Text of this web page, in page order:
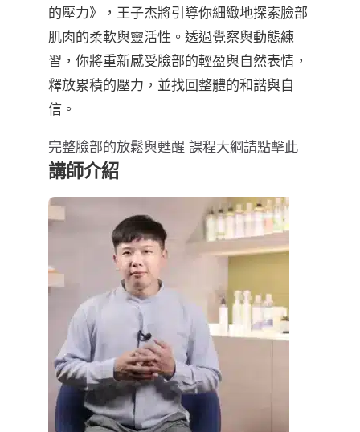
的壓力》，王子杰將引導你細緻地探索臉部
肌肉的柔軟與靈活性。透過覺察與動態練
習，你將重新感受臉部的輕盈與自然表情，
釋放累積的壓力，並找回整體的和諧與自
信。
完整臉部的放鬆與甦醒 課程大綱請點擊此
講師介紹